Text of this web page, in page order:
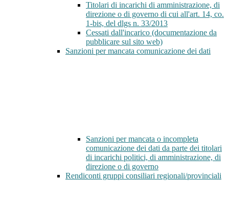
Titolari di incarichi di amministrazione, di
direzione o di governo di cui all'art. 14, co.
1-bis, del dlgs n. 33/2013
Cessati dall'incarico (documentazione da
pubblicare sul sito web)
Sanzioni per mancata comunicazione dei dati
Sanzioni per mancata o incompleta
comunicazione dei dati da parte dei titolari
di incarichi politici, di amministrazione, di
direzione o di governo
Rendiconti gruppi consiliari regionali/provinciali